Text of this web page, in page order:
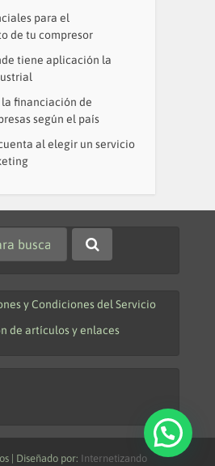
para el
de tu compresor
tiene aplicación la
financiación de
según el país
al elegir un servicio
y Condiciones del Servicio
de artículos y enlaces
| Diseñado por: Internetizando